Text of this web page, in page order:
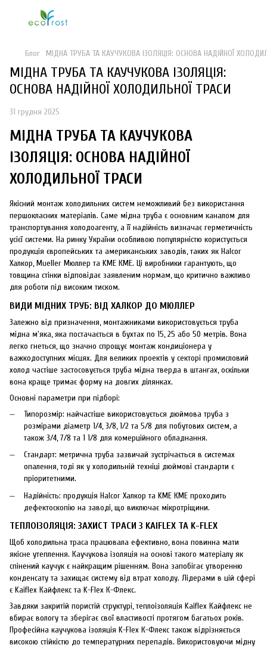
Блог МІДНА ТРУБА ТА КАУЧУКОВА ІЗОЛЯЦІЯ: ОСНОВА НАДІЙНОЇ
МІДНА ТРУБА ТА КАУЧУКОВА ІЗОЛЯЦІЯ:
ОСНОВА НАДІЙНОЇ ХОЛОДИЛЬНОЇ ТРАСИ
31 грудня 2025
МІДНА ТРУБА ТА КАУЧУКОВА
ІЗОЛЯЦІЯ: ОСНОВА НАДІЙНОЇ
ХОЛОДИЛЬНОЇ ТРАСИ
Якісний монтаж холодильних систем неможливий без використання
першокласних матеріалів. Саме мідна труба є основним каналом для
транспортування холодоагенту, а її надійність визначає герметичність
усієї системи. На ринку України особливою популярністю користується
продукція європейських та американських заводів, таких як Halcor
Халкор, Mueller Мюллер та KME КМЕ. Ці виробники гарантують, що
товщина стінки відповідає заявленим нормам, що критично важливо
для роботи під високим тиском.
ВИДИ МІДНИХ ТРУБ: ВІД ХАЛКОР ДО МЮЛЛЕР
Залежно від призначення, монтажниками використовується труба
мідна м'яка, яка постачається в бухтах по 15, 25 або 50 метрів. Вона
легко гнеться, що значно спрощує монтаж кондиціонера у
важкодоступних місцях. Для великих проектів у секторі промисловий
холод частіше застосовується труба мідна тверда в штангах, оскільки
вона краще тримає форму на довгих ділянках.
Основні параметри при підборі:
Типорозмір: найчастіше використовується дюймова труба з
розмірами діаметр 1/4, 3/8, 1/2 та 5/8 для побутових систем, а
також 3/4, 7/8 та 1 1/8 для комерційного обладнання.
Стандарт: метрична труба зазвичай зустрічається в системах
опалення, тоді як у холодильній техніці дюймові стандарти є
пріоритетними.
Надійність: продукція Halcor Халкор та KME КМЕ проходить
дефектоскопію на заводі, що виключає мікротріщини.
ТЕПЛОІЗОЛЯЦІЯ: ЗАХИСТ ТРАСИ З KAIFLEX ТА K-FLEX
Щоб холодильна траса працювала ефективно, вона повинна мати
якісне утеплення. Каучукова ізоляція на основі такого матеріалу як
спінений каучук є найкращим рішенням. Вона запобігає утворенню
конденсату та захищає систему від втрат холоду. Лідерами в цій сфері
є Kaiflex Кайфлекс та K-Flex К-Флекс.
Завдяки закритій пористій структурі, теплоізоляція Kaiflex Кайфлекс не
вбирає вологу та зберігає свої властивості протягом багатьох років.
Професійна каучукова ізоляція K-Flex К-Флекс також відрізняється
високою стійкістю до температурних перепадів. Використовуючи мідну